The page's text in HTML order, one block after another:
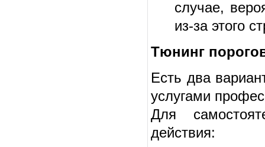
случае,
из-за этого
Тюнинг
Есть два
услугами
Для
действия: